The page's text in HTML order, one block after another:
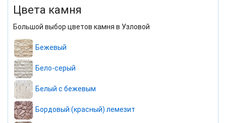
Цвета камня
Большой выбор цветов камня в Узловой
Бежевый
Бело-серый
Белый с бежевым
Бордовый (красный) лемезит